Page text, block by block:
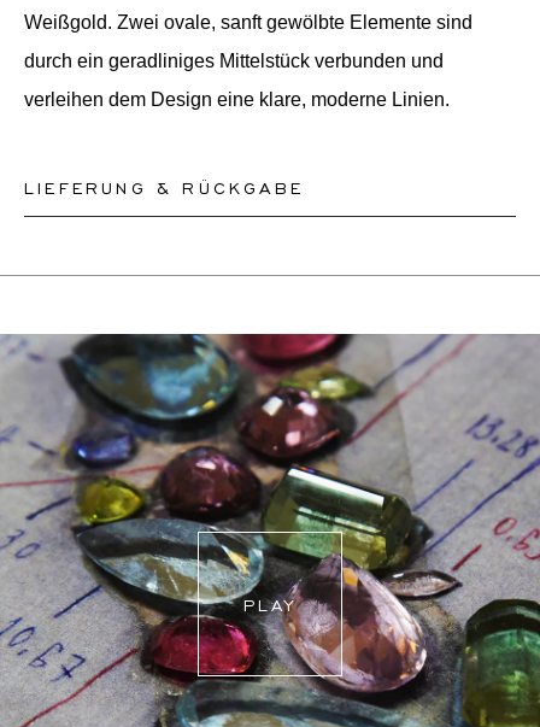
Weißgold. Zwei ovale, sanft gewölbte Elemente sind
durch ein geradliniges Mittelstück verbunden und
verleihen dem Design eine klare, moderne Linien.
LIEFERUNG & RÜCKGABE
zurückgeben oder umtauschen.
Für weitere Informationen besuchen Sie bitte unsere
PLAY